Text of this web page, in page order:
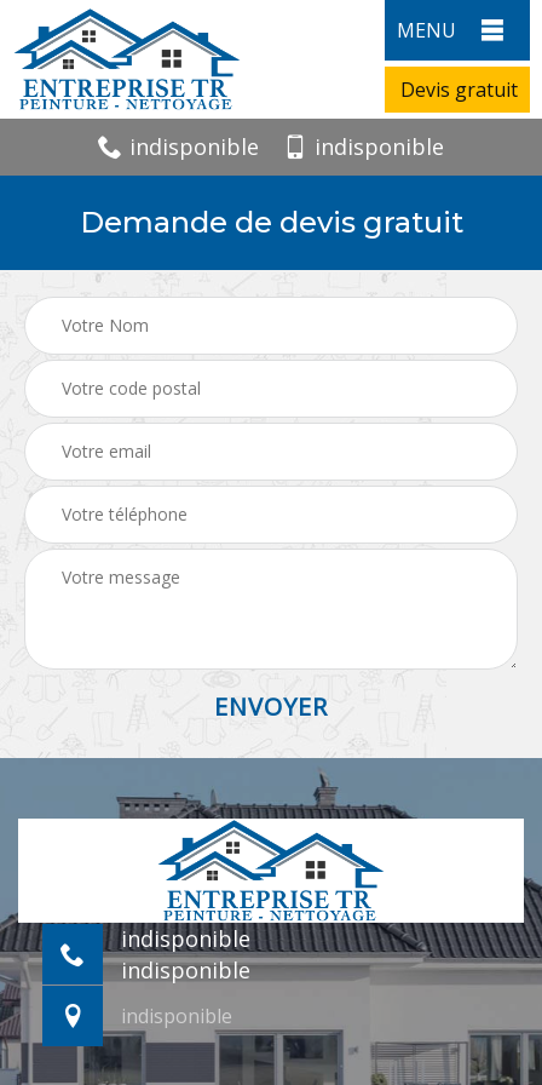
MENU
Devis gratuit
indisponible indisponible
Demande de devis gratuit
indisponible
indisponible
indisponible